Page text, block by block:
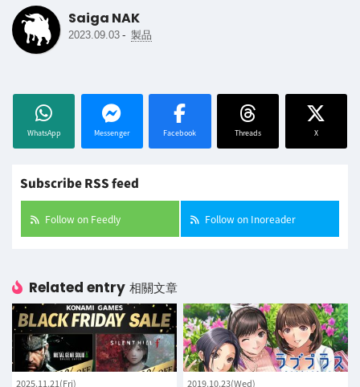
Saiga NAK
2023.09.03 - 製品
WhatsApp Messenger Facebook Threads X
Subscribe RSS feed
Follow on Feedly Follow on Inoreader
Related entry 相關文章
2025.11.21(Fri) 2019.10.23(Wed)